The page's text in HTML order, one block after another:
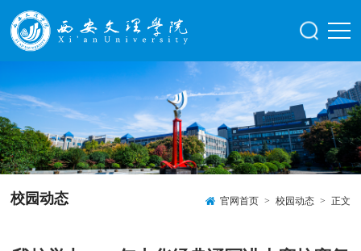
校园动态 官网首页 > 校园动态 > 正文